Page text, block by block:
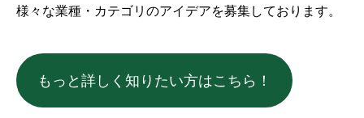
様々な業種・カテゴリのアイデアを募集しております。
もっと詳しく知りたい方はこちら！